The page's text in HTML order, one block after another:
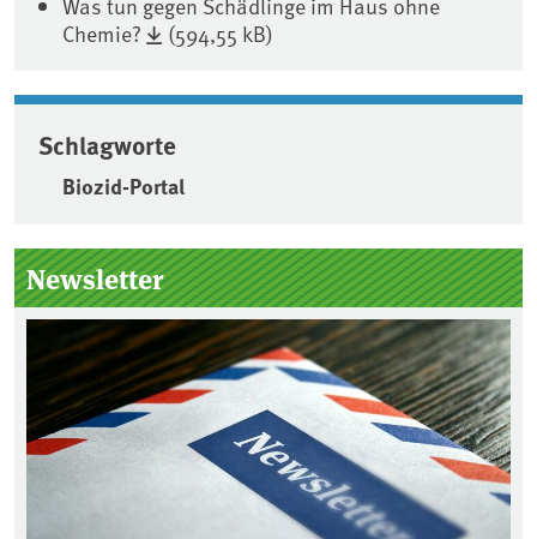
Chemie?
(594,55 kB)
Schlagworte
Biozid-Portal
Seitenleiste
Newsletter